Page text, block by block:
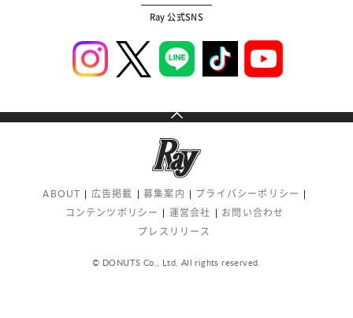
Ray 公式SNS
ABOUT 広告掲載 募集案内
プライバシーポリシー
コンテンツポリシー
運営会社
お問い合わせ
プレスリリース
© DONUTS Co., Ltd. All rights reserved.